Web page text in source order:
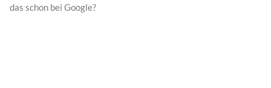
das schon bei Google?